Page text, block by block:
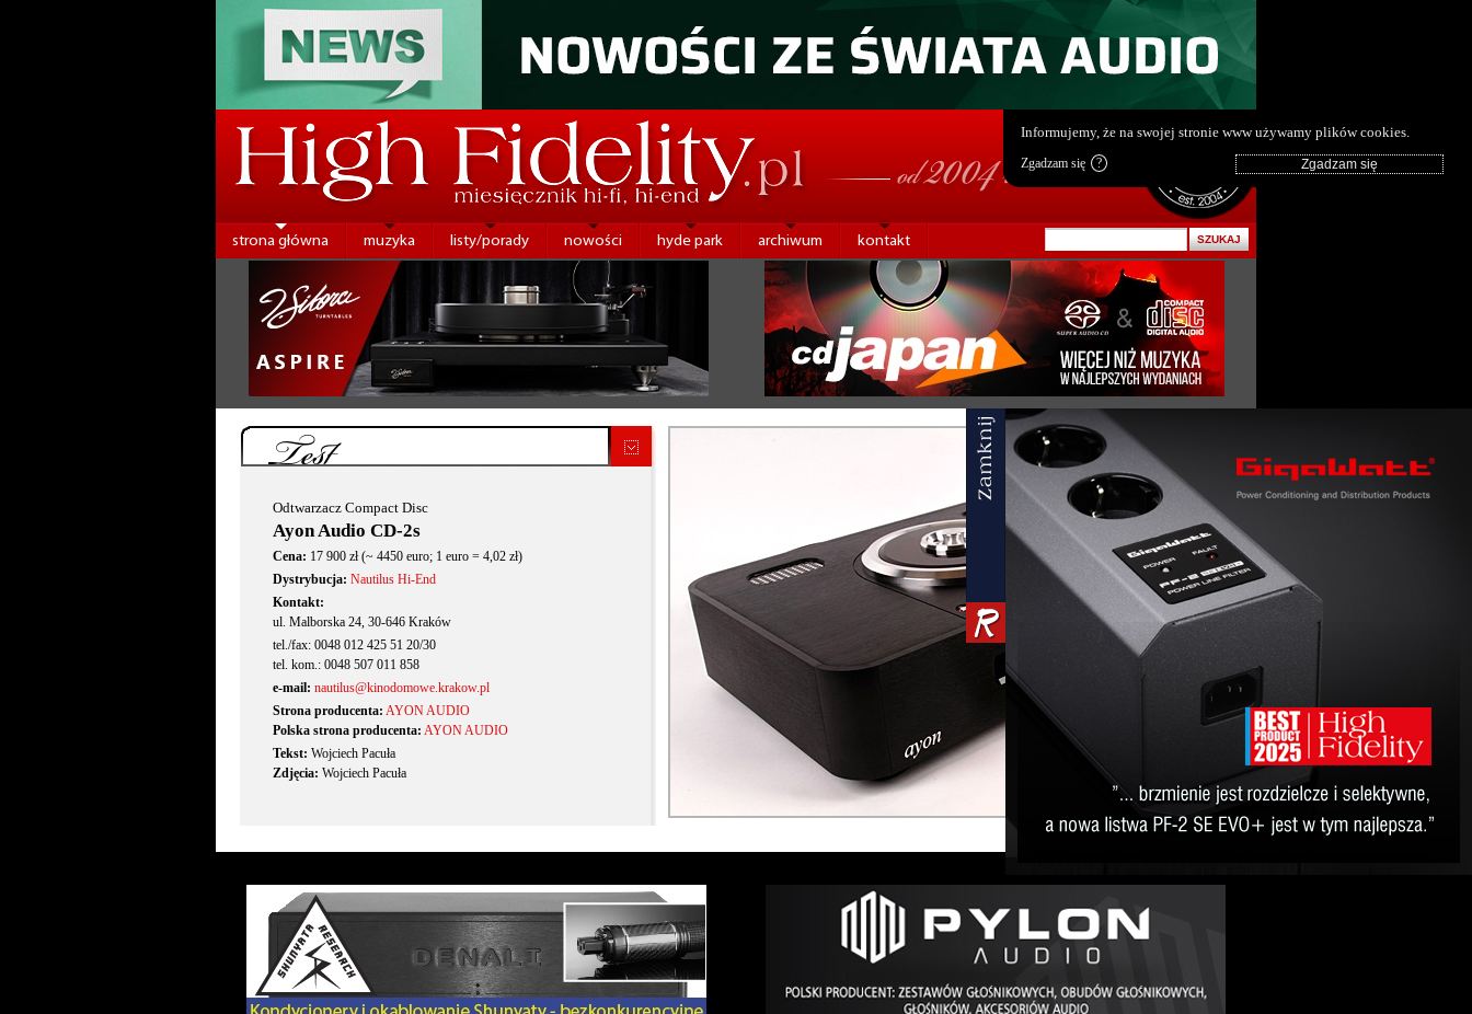
strona główna muzyka listy/porady nowości hyde park archiwum kontakt
Test
Odtwarzacz Compact Disc
Ayon Audio CD-2s
Cena: 17 900 zł (~ 4450 euro; 1 euro = 4,02 zł)
Dystrybucja: Nautilus Hi-End
Kontakt:
ul. Malborska 24, 30-646 Kraków
tel./fax: 0048 012 425 51 20/30
tel. kom.: 0048 507 011 858
e-mail: nautilus@kinodomowe.krakow.pl
Strona producenta: AYON AUDIO
Polska strona producenta: AYON AUDIO
Tekst: Wojciech Pacuła
Zdjęcia: Wojciech Pacuła
Informujemy, że na swojej stronie www używamy plików cookies.
Zgadzam się ?